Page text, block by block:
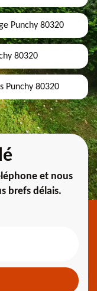
Punchy 80320
80320
Punchy 80320
et nous
brefs délais.